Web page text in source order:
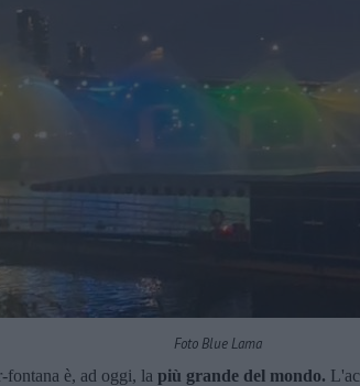
Foto Blue Lama
è, ad oggi, la più grande del mondo.